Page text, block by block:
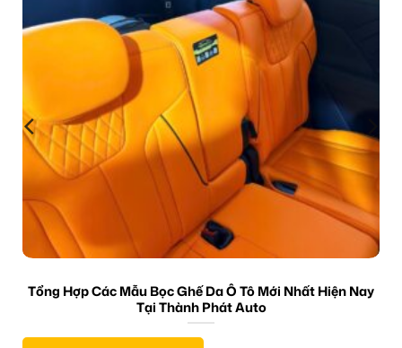
Tổng Hợp Các Mẫu Bọc Ghế Da Ô Tô Mới Nhất Hiện Nay
Tại Thành Phát Auto